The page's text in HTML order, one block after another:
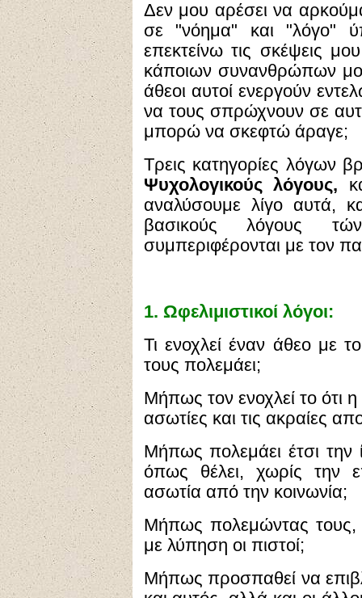
Δεν μου αρέσει να
σε "νόημα" και "λόγο"
επεκτείνω τις σκέψεις
κάποιων συνανθρώπων
άθεοι αυτοί ενεργούν
να τους σπρώχνουν σε
μπορώ να σκεφτώ άραγε;
Τρεις κατηγορίες λόγων
Ψυχολογικούς λόγους,
αναλύσουμε λίγο αυτά,
βασικούς λόγους
συμπεριφέρονται με τον
1. Ωφελιμιστικοί λόγοι:
Τι ενοχλεί έναν άθεο με
τους πολεμάει;
Μήπως τον ενοχλεί το ότι
ασωτίες και τις ακραίες
Μήπως πολεμάει έτσι την
όπως θέλει, χωρίς την
ασωτία από την κοινωνία;
Μήπως πολεμώντας τους,
με λύπηση οι πιστοί;
Μήπως προσπαθεί να